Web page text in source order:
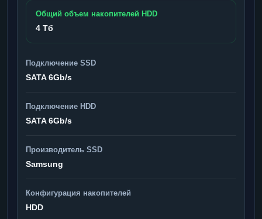
Общий объем накопителей HDD
4 Тб
Подключение SSD
SATA 6Gb/s
Подключение HDD
SATA 6Gb/s
Производитель SSD
Samsung
Конфигурация накопителей
HDD